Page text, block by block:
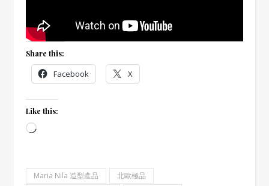
Share this:
Facebook X
Like this:
Loading…
Maria Nila 造型產品
北歐極品